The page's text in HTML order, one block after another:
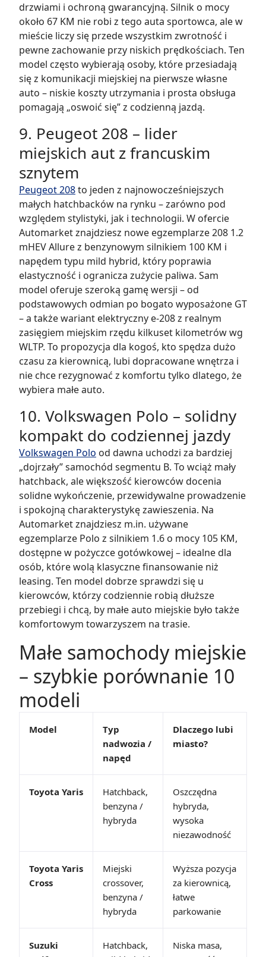
drzwiami i ochroną gwarancyjną. Silnik o mocy
około 67 KM nie robi z tego auta sportowca, ale w
mieście liczy się przede wszystkim zwrotność i
pewne zachowanie przy niskich prędkościach. Ten
model często wybierają osoby, które przesiadają
się z komunikacji miejskiej na pierwsze własne
auto – niskie koszty utrzymania i prosta obsługa
pomagają „oswoić się” z codzienną jazdą.
9. Peugeot 208 – lider
miejskich aut z francuskim
sznytem
Peugeot 208to jeden z najnowocześniejszych
małych hatchbacków na rynku – zarówno pod
względem stylistyki, jak i technologii. W ofercie
Automarket znajdziesz nowe egzemplarze 208 1.2
mHEV Allure z benzynowym silnikiem 100 KM i
napędem typu mild hybrid, który poprawia
elastyczność i ogranicza zużycie paliwa. Sam
model oferuje szeroką gamę wersji – od
podstawowych odmian po bogato wyposażone GT
– a także wariant elektryczny e‑208 z realnym
zasięgiem miejskim rzędu kilkuset kilometrów wg
WLTP. To propozycja dla kogoś, kto spędza dużo
czasu za kierownicą, lubi dopracowane wnętrza i
nie chce rezygnować z komfortu tylko dlatego, że
wybiera małe auto.
10. Volkswagen Polo – solidny
kompakt do codziennej jazdy
Volkswagen Polo od dawna uchodzi za bardziej
„dojrzały” samochód segmentu B. To wciąż mały
hatchback, ale większość kierowców docenia
solidne wykończenie, przewidywalne prowadzenie
i spokojną charakterystykę zawieszenia. Na
Automarket znajdziesz m.in. używane
egzemplarze Polo z silnikiem 1.6 o mocy 105 KM,
dostępne w pożyczce gotówkowej – idealne dla
osób, które wolą klasyczne finansowanie niż
leasing. Ten model dobrze sprawdzi się u
kierowców, którzy codziennie robią dłuższe
przebiegi i chcą, by małe auto miejskie było także
komfortowym towarzyszem na trasie.
Małe samochody miejskie
– szybkie porównanie 10
modeli
Model
Typ
nadwozia /
napęd
Dlaczego lubi
miasto?
Toyota Yaris
Hatchback,
benzyna /
hybryda
Oszczędna
hybryda,
wysoka
niezawodność
Toyota Yaris
Cross
Miejski
crossover,
benzyna /
hybryda
Wyższa pozycja
za kierownicą,
łatwe
parkowanie
Suzuki
Hatchback,
Niska masa,